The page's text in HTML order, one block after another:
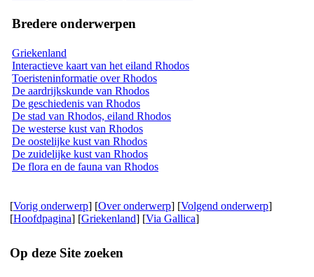
Bredere onderwerpen
Griekenland
Interactieve kaart van het eiland Rhodos
Toeristeninformatie over Rhodos
De aardrijkskunde van Rhodos
De geschiedenis van Rhodos
De stad van Rhodos, eiland Rhodos
De westerse kust van Rhodos
De oostelijke kust van Rhodos
De zuidelijke kust van Rhodos
De flora en de fauna van Rhodos
[Vorig onderwerp] [Over onderwerp] [Volgend onderwerp]
[Hoofdpagina] [Griekenland] [Via Gallica]
Op deze Site zoeken